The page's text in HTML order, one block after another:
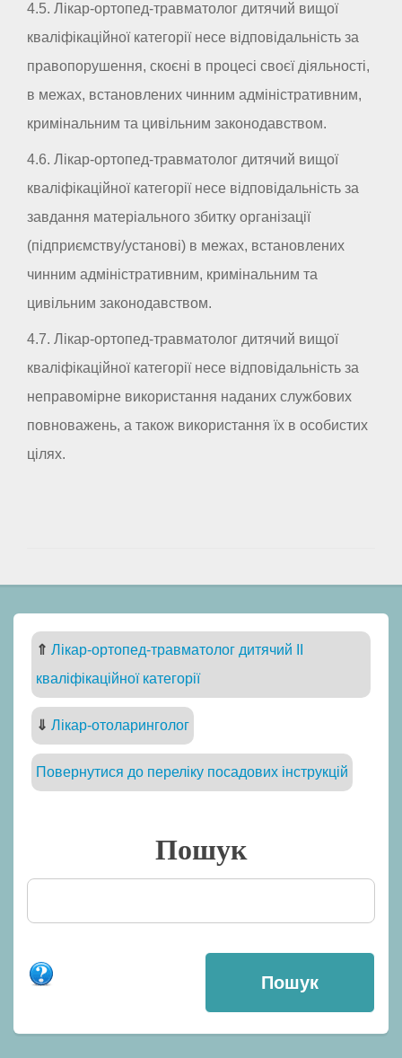
4.5. Лікар-ортопед-травматолог дитячий вищої
кваліфікаційної категорії несе відповідальність за
правопорушення, скоєні в процесі своєї діяльності,
в межах, встановлених чинним адміністративним,
кримінальним та цивільним законодавством.
4.6. Лікар-ортопед-травматолог дитячий вищої
кваліфікаційної категорії несе відповідальність за
завдання матеріального збитку організації
(підприємству/установі) в межах, встановлених
чинним адміністративним, кримінальним та
цивільним законодавством.
4.7. Лікар-ортопед-травматолог дитячий вищої
кваліфікаційної категорії несе відповідальність за
неправомірне використання наданих службових
повноважень, а також використання їх в особистих
цілях.
⇑ Лікар-ортопед-травматолог дитячий II
кваліфікаційної категорії
⇓ Лікар-отоларинголог
Повернутися до переліку посадових інструкцій
Пошук